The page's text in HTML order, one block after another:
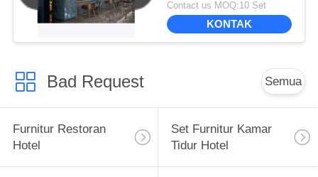
Contact us MOQ:10 Set
KONTAK
Bad Request Semua
Furnitur Restoran
Hotel
Set Furnitur Kamar
Tidur Hotel